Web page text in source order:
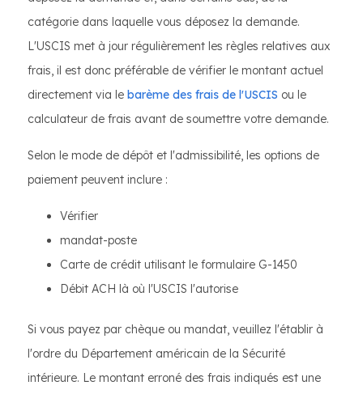
catégorie dans laquelle vous déposez la demande.
L'USCIS met à jour régulièrement les règles relatives aux
frais, il est donc préférable de vérifier le montant actuel
directement via le barème des frais de l'USCIS ou le
calculateur de frais avant de soumettre votre demande.
Selon le mode de dépôt et l'admissibilité, les options de
paiement peuvent inclure :
Vérifier
mandat-poste
Carte de crédit utilisant le formulaire G-1450
Débit ACH là où l'USCIS l'autorise
Si vous payez par chèque ou mandat, veuillez l'établir à
l'ordre du Département américain de la Sécurité
intérieure. Le montant erroné des frais indiqués est une